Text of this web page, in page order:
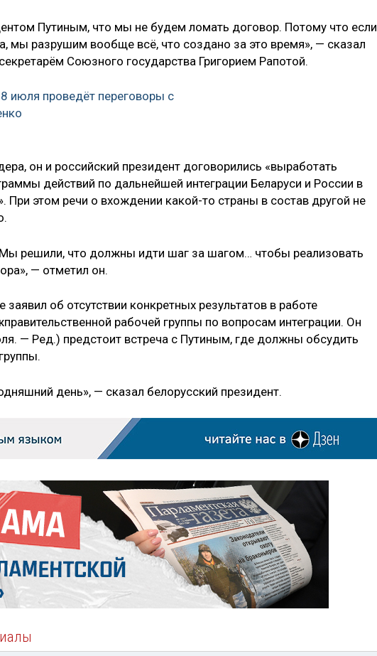
Путиным, что мы не будем ломать договор. Потому что если
мы разрушим вообще всё, что создано за это время», — сказал
Союзного государства Григорием Рапотой.
июля проведёт переговоры с
он и российский президент договорились «выработать
действий по дальнейшей интеграции Беларуси и России в
При этом речи о вхождении какой-то страны в состав другой не
решили, что должны идти шаг за шагом… чтобы реализовать
— отметил он.
об отсутствии конкретных результатов в работе
рабочей группы по вопросам интеграции. Он
— Ред.) предстоит встреча с Путиным, где должны обсудить
день», — сказал белорусский президент.